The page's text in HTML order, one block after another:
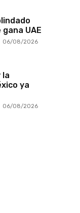
UAE
06/08/2026
la
ya
06/08/2026